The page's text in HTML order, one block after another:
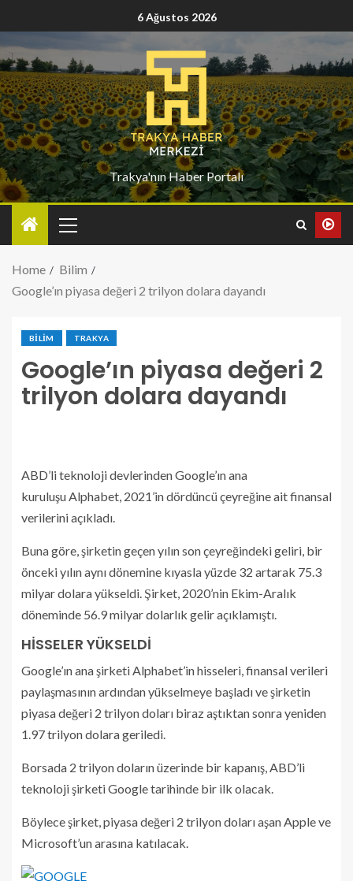
6 Ağustos 2026
Trakya'nın Haber Portalı
Home
Bilim
Google’ın piyasa değeri 2 trilyon dolara dayandı
BILIM TRAKYA
Google’ın piyasa değeri 2
trilyon dolara dayandı
ABD’li teknoloji devlerinden Google’ın ana
kuruluşu Alphabet, 2021’in dördüncü çeyreğine ait finansal
verilerini açıkladı.
Buna göre, şirketin geçen yılın son çeyreğindeki geliri, bir
önceki yılın aynı dönemine kıyasla yüzde 32 artarak 75.3
milyar dolara yükseldi. Şirket, 2020’nin Ekim-Aralık
döneminde 56.9 milyar dolarlık gelir açıklamıştı.
HİSSELER YÜKSELDİ
Google’ın ana şirketi Alphabet’in hisseleri, finansal verileri
paylaşmasının ardından yükselmeye başladı ve şirketin
piyasa değeri 2 trilyon doları biraz aştıktan sonra yeniden
1.97 trilyon dolara geriledi.
Borsada 2 trilyon doların üzerinde bir kapanış, ABD’li
teknoloji şirketi Google tarihinde bir ilk olacak.
Böylece şirket, piyasa değeri 2 trilyon doları aşan Apple ve
Microsoft’un arasına katılacak.